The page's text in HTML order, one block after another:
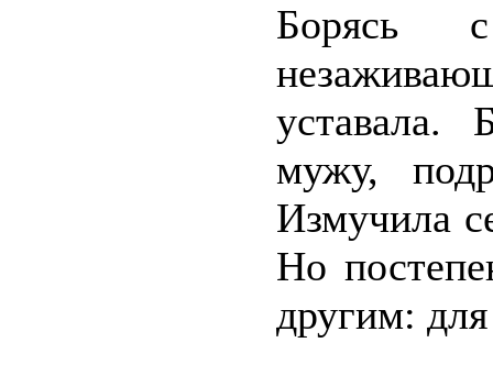
Борясь
уставала.
мужу,
Измучила
Но
другим: для